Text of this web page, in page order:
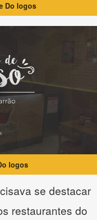
Do logos
logos
se destacar
restaurantes do